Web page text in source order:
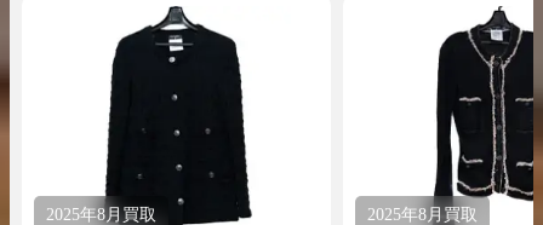
2025年8月 買取 2025年8月 買取